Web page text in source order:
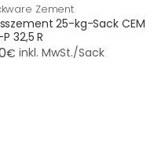
Zement
25-kg-Sack CEM
32,5 R
€ inkl. MwSt./Sack